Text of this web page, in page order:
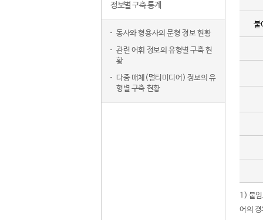
정보별 구축 통계
동사와 형용사의 문형 정보 현황
관련 어휘 정보의 유형별 구축 현
황
다중 매체(멀티미디어) 정보의 유
형별 구축 현황
붙
1) 붙
어의